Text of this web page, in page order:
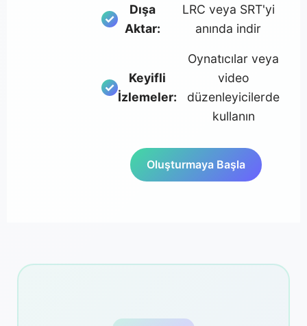
Dışa
Aktar:
LRC veya SRT'yi
anında indir
Keyifli
İzlemeler:
Oynatıcılar veya
video
düzenleyicilerde
kullanın
Oluşturmaya Başla